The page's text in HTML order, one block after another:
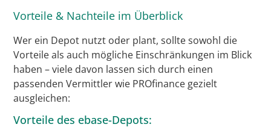
Vorteile & Nachteile im Überblick
Wer ein Depot nutzt oder plant, sollte sowohl die
Vorteile als auch mögliche Einschränkungen im Blick
haben – viele davon lassen sich durch einen
passenden Vermittler wie PROfinance gezielt
ausgleichen:
Vorteile des ebase-Depots: